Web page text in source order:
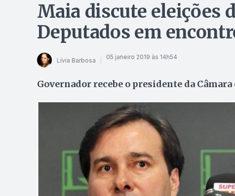
Maia discute eleições
Deputados em
Lívia Barbosa 05 janeiro 2019 às 14h54
Governador recebe o presidente da